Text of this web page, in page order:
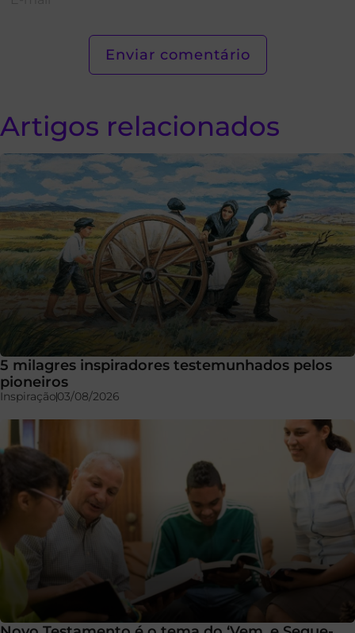
Artigos relacionados
5 milagres inspiradores testemunhados pelos
pioneiros
Inspiração03/08/2026